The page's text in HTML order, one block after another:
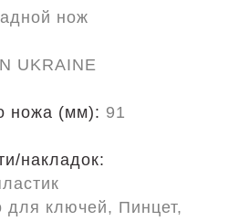
нож
UKRAINE
ножа (мм): 91
накладок:
для ключей, Пинцет,